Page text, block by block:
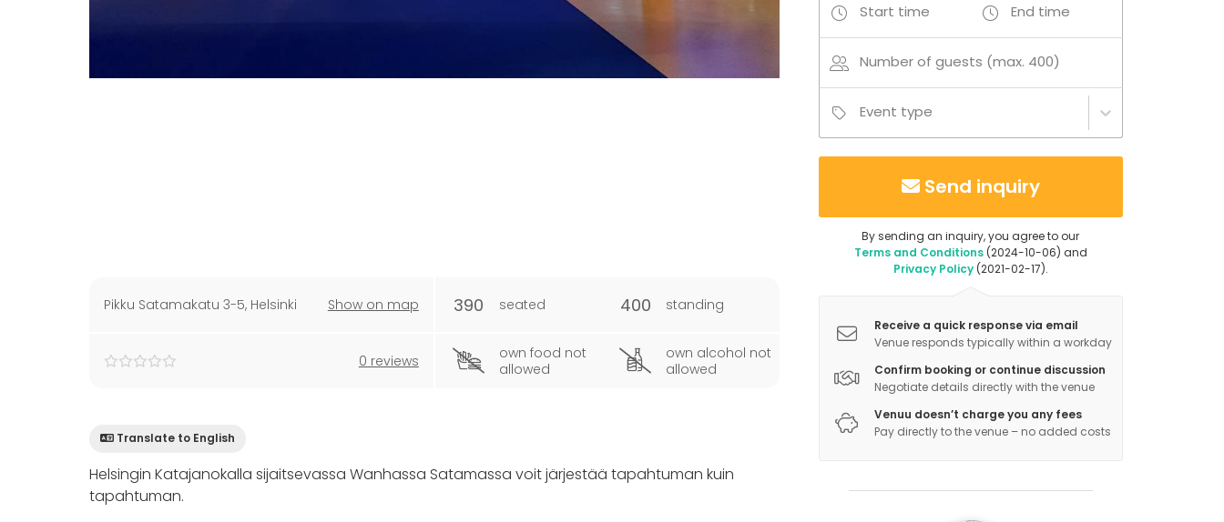
Pikku Satamakatu 3-5, Helsinki Show on map
0 reviews
390 seated 400 standing
own food not
allowed
own alcohol not
allowed
Translate to English
Helsingin Katajanokalla sijaitsevassa Wanhassa Satamassa voit järjestää tapahtuman kuin
tapahtuman.
Start time End time
Number of guests (max. 400)
Event type
Send inquiry
By sending an inquiry, you agree to our
Terms and Conditions(2024-10-06) and
Privacy Policy(2021-02-17).
Receive a quick response via email
Venue responds typically within a workday
Confirm booking or continue discussion
Negotiate details directly with the venue
Venuu doesn’t charge you any fees
Pay directly to the venue – no added costs